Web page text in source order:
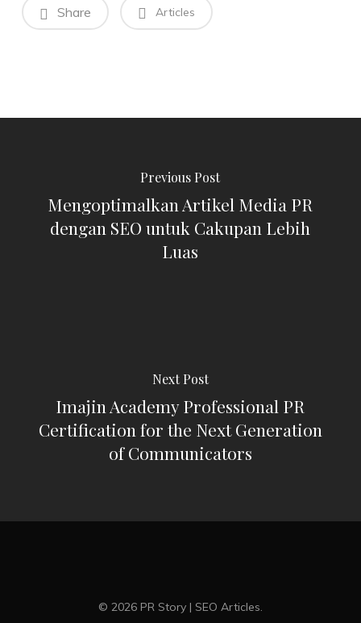
Share Articles
Previous Post
Mengoptimalkan Artikel Media PR
dengan SEO untuk Cakupan Lebih
Luas
Next Post
Imajin Academy Professional PR
Certification for the Next Generation
of Communicators
© 2026 PR Story | SEO Articles.